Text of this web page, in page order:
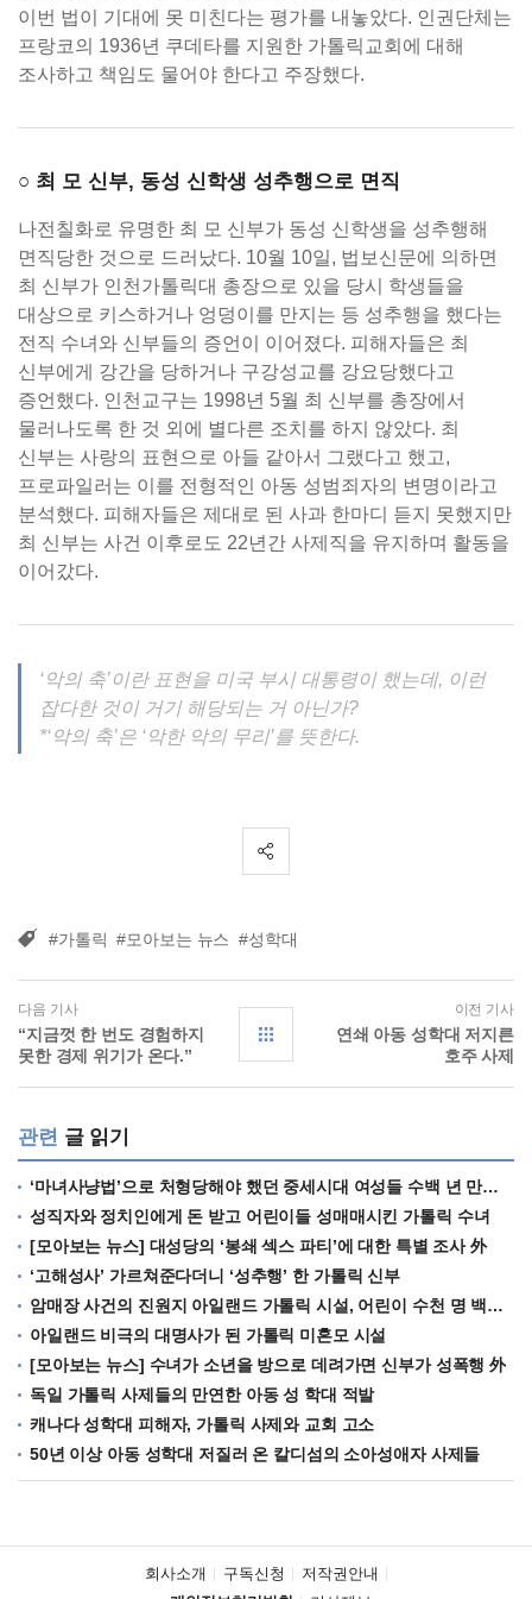
이번 법이 기대에 못 미친다는 평가를 내놓았다. 인권단체는
프랑코의 1936년 쿠데타를 지원한 가톨릭교회에 대해
조사하고 책임도 물어야 한다고 주장했다.
○ 최 모 신부, 동성 신학생 성추행으로 면직
나전칠화로 유명한 최 모 신부가 동성 신학생을 성추행해
면직당한 것으로 드러났다. 10월 10일, 법보신문에 의하면
최 신부가 인천가톨릭대 총장으로 있을 당시 학생들을
대상으로 키스하거나 엉덩이를 만지는 등 성추행을 했다는
전직 수녀와 신부들의 증언이 이어졌다. 피해자들은 최
신부에게 강간을 당하거나 구강성교를 강요당했다고
증언했다. 인천교구는 1998년 5월 최 신부를 총장에서
물러나도록 한 것 외에 별다른 조치를 하지 않았다. 최
신부는 사랑의 표현으로 아들 같아서 그랬다고 했고,
프로파일러는 이를 전형적인 아동 성범죄자의 변명이라고
분석했다. 피해자들은 제대로 된 사과 한마디 듣지 못했지만
최 신부는 사건 이후로도 22년간 사제직을 유지하며 활동을
이어갔다.
‘악의 축’이란 표현을 미국 부시 대통령이 했는데, 이런
잡다한 것이 거기 해당되는 거 아닌가?
*‘악의 축’은 ‘악한 악의 무리’를 뜻한다.
#가톨릭 #모아보는 뉴스 #성학대
다음 기사
“지금껏 한 번도 경험하지
못한 경제 위기가 온다.”
이전 기사
연쇄 아동 성학대 저지른
호주 사제
관련 글 읽기
‘마녀사냥법’으로 처형당해야 했던 중세시대 여성들 수백 년 만에 누명 벗을 수 있을까?
성직자와 정치인에게 돈 받고 어린이들 성매매시킨 가톨릭 수녀
[모아보는 뉴스] 대성당의 ‘봉쇄 섹스 파티’에 대한 특별 조사 外
‘고해성사’ 가르쳐준다더니 ‘성추행’ 한 가톨릭 신부
암매장 사건의 진원지 아일랜드 가톨릭 시설, 어린이 수천 명 백신 실험에 이용한 사실 드러나
아일랜드 비극의 대명사가 된 가톨릭 미혼모 시설
[모아보는 뉴스] 수녀가 소년을 방으로 데려가면 신부가 성폭행 外
독일 가톨릭 사제들의 만연한 아동 성 학대 적발
캐나다 성학대 피해자, 가톨릭 사제와 교회 고소
50년 이상 아동 성학대 저질러 온 칼디섬의 소아성애자 사제들
회사소개 구독신청
저작권안내